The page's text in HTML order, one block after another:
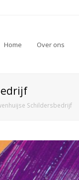
Home Over ons
Schildersbedrijf